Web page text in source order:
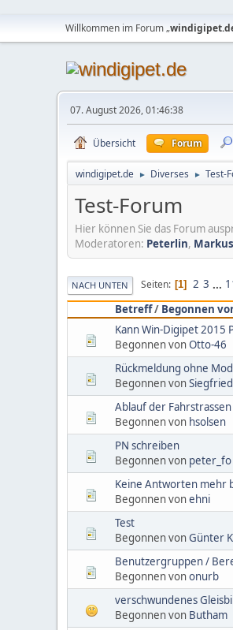
Willkommen im Forum „
07. August 2026, 01:46:38
Übersicht Forum
windigipet.de ► Diverses ► Test-
Test-Forum
Hier können Sie das Forum
Moderatoren: Peterlin,
NACH UNTEN Seiten 1 2 3 ...
Betreff/ Begonnen
Kann Win-Digipet 2015
Begonnen vonOtto-46
Rückmeldung ohne
Begonnen von
Ablauf der Fahrstrassen
Begonnen von hsolsen
PN schreiben
Begonnen von peter_fo
Keine Antworten mehr
Begonnen vonehni
Test
Begonnen vonGünter
Benutzergruppen /
Begonnen vononurb
verschwundenes
Begonnen von Butham